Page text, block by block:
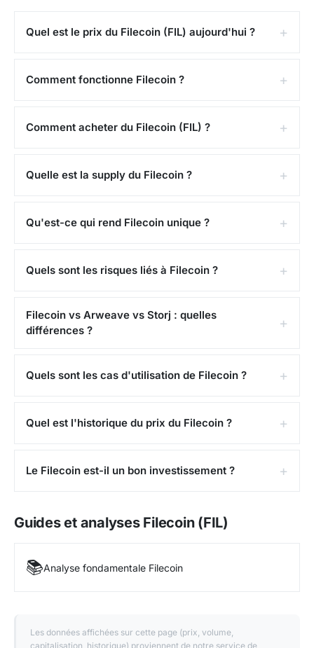
Quel est le prix du Filecoin (FIL) aujourd'hui ?
Comment fonctionne Filecoin ?
Comment acheter du Filecoin (FIL) ?
Quelle est la supply du Filecoin ?
Qu'est-ce qui rend Filecoin unique ?
Quels sont les risques liés à Filecoin ?
Filecoin vs Arweave vs Storj : quelles
différences ?
Quels sont les cas d'utilisation de Filecoin ?
Quel est l'historique du prix du Filecoin ?
Le Filecoin est-il un bon investissement ?
Guides et analyses Filecoin (FIL)
📚Analyse fondamentale Filecoin
Les données affichées sur cette page (prix, volume,
capitalisation, historique) proviennent de notre service de